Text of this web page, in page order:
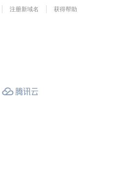
注册新域名 获得帮助